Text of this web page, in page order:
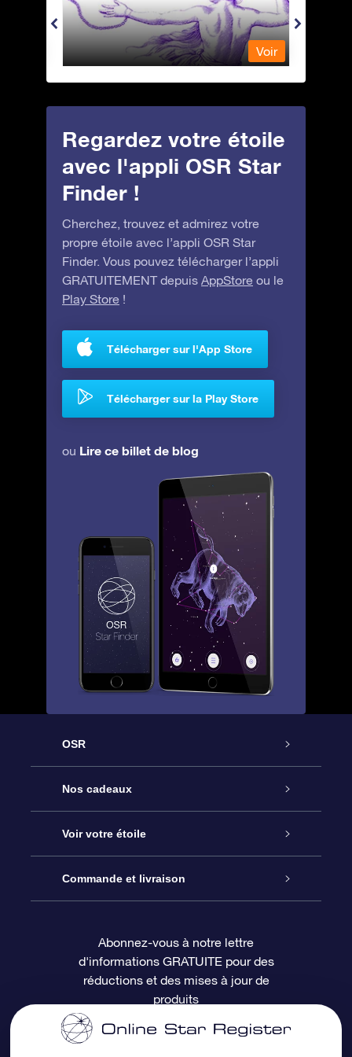
Voir
Regardez votre étoile
avec l'appli OSR Star
Finder !
Cherchez, trouvez et admirez votre
propre étoile avec l’appli OSR Star
Finder. Vous pouvez télécharger l’appli
GRATUITEMENT depuis AppStore ou le
Play Store !
Télécharger sur l'App Store
Télécharger sur la Play Store
ou Lire ce billet de blog
OSR
Service
À propos de l’OSR
Nous contacter
Questions fréquemment posées
Revues
Nos cadeaux
Cadeau d’étoile en ligne
Coffret cadeau OSR
Carte cadeau OSR
Voir votre étoile
Registre des étoiles
Page d’accueil personnalisée
Commande et livraison
Informations de paiement
Informations d’expédition
Abonnez-vous à notre lettre
d'informations GRATUITE pour des
réductions et des mises à jour de
produits